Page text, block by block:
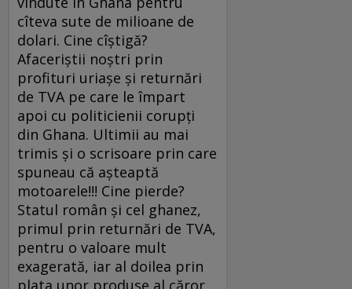
cîteva sute de milioane de
dolari. Cine cîştigă?
Afaceriştii noştri prin
profituri uriaşe şi returnări
de TVA pe care le împart
apoi cu politicienii corupţi
din Ghana. Ultimii au mai
trimis şi o scrisoare prin care
spuneau că aşteaptă
motoarele!!! Cine pierde?
Statul român şi cel ghanez,
primul prin returnări de TVA,
pentru o valoare mult
exagerată, iar al doilea prin
plata unor produse al căror